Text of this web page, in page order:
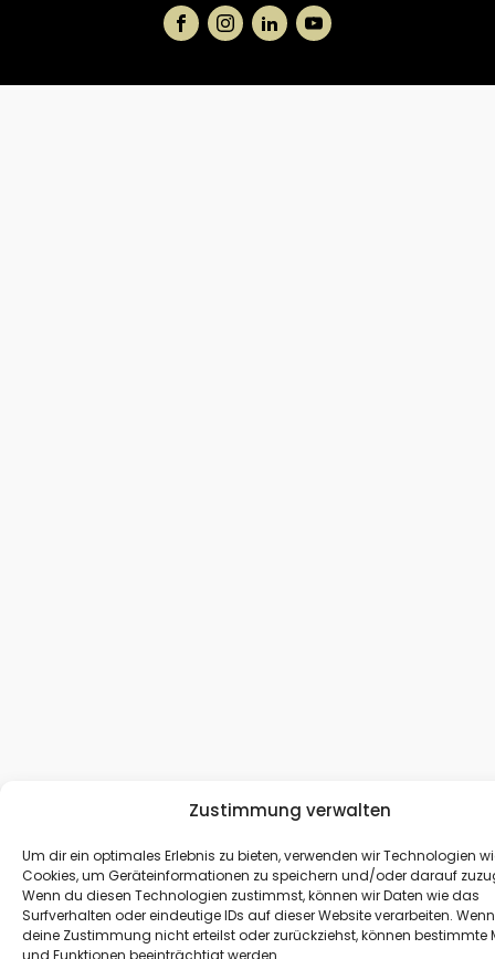
Zustimmung verwalten
Um dir ein optimales Erlebnis zu bieten, verwenden wir Technologien
Cookies, um Geräteinformationen zu speichern und/oder darauf
Wenn du diesen Technologien zustimmst, können wir Daten wie das
Surfverhalten oder eindeutige IDs auf dieser Website verarbeiten.
deine Zustimmung nicht erteilst oder zurückziehst, können bestimmte
und Funktionen beeinträchtigt werden.